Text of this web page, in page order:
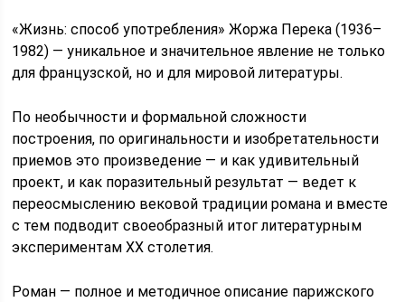
«Жизнь: способ употребления» Жоржа Перека (1936–
1982) — уникальное и значительное явление не только
для французской, но и для мировой литературы.
По необычности и формальной сложности
построения, по оригинальности и изобретательности
приемов это произведение — и как удивительный
проект, и как поразительный результат — ведет к
переосмыслению вековой традиции романа и вместе
с тем подводит своеобразный итог литературным
экспериментам ХХ столетия.
Роман — полное и методичное описание парижского